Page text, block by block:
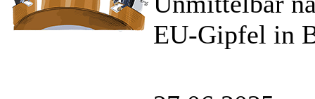
EU-Gipfel in